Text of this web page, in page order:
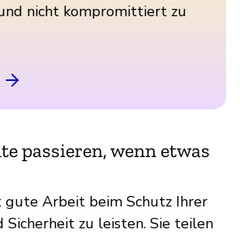
nicht kompromittiert zu
passieren, wenn etwas
gute Arbeit beim Schutz Ihrer
Sicherheit zu leisten. Sie teilen